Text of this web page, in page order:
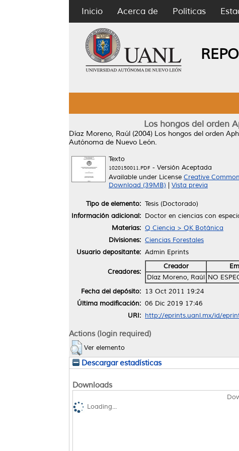
Inicio Acerca de Políticas
Los hongos del orden
Díaz Moreno, Raúl (2004) Los hongos del orden
Autónoma de Nuevo León.
Texto
1020150011.PDF - Versión Aceptada
Available under License Creative
Download (39MB)
Vista previa
Tipo de elemento: Tesis (Doctorado)
Información adicional: Doctor en ciencias con
Materias: Q Ciencia > QK Botánica
Divisiones: Ciencias Forestales
Usuario depositante: Admin Eprints
Creadores:
Creador
Díaz Moreno, Raúl NO
Fecha del depósito: 13 Oct 2011 19:24
Última modificación: 06 Dic 2019 17:46
URI: http://eprints.uanl.mx/id/
Actions (login required)
Ver elemento
Descargar estadísticas
Downloads
Loading...